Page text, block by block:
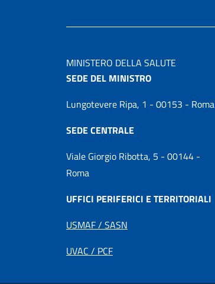
MINISTERO DELLA SALUTE
SEDE DEL MINISTRO
Lungotevere Ripa, 1 - 00153 - Roma
SEDE CENTRALE
Viale Giorgio Ribotta, 5 - 00144 -
Roma
UFFICI PERIFERICI E TERRITORIALI
USMAF / SASN
UVAC / PCF